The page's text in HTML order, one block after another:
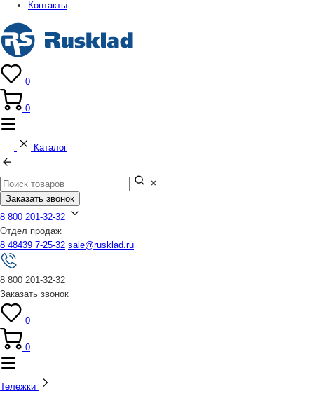
Контакты
0
0
Каталог
Заказать звонок
8 800 201-32-32
Отдел продаж
8 48439 7-25-32 sale@rusklad.ru
8 800 201-32-32
Заказать звонок
0
0
Тележки